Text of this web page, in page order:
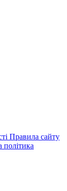
Правила сайту
політика